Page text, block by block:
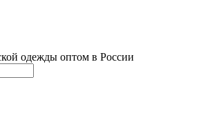
одежды оптом в России